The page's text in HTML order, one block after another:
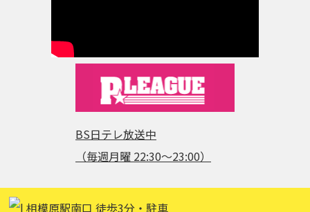
BS日テレ放送中
（毎週月曜 22:30～23:00）